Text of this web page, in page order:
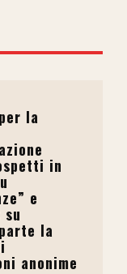
la
in
e
la
anonime